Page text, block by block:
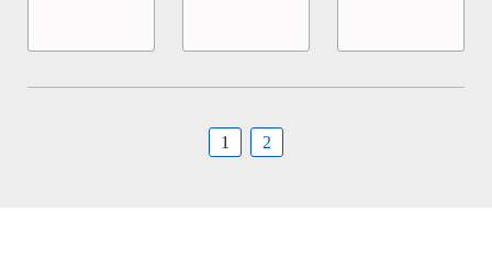
1 2